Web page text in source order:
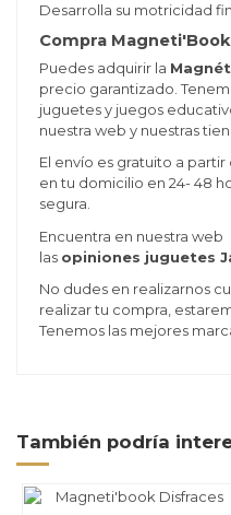
Desarrolla su motricidad
Compra
Puedes adquirir la
precio garantizado.
juguetes y juegos
nuestra web y nuestras
El envío es gratuito a
en tu domicilio en 24- 48
segura.
Encuentra en nuestra web
las opiniones juguetes
No dudes en realizarnos
realizar tu compra,
Tenemos las mejores
También podría